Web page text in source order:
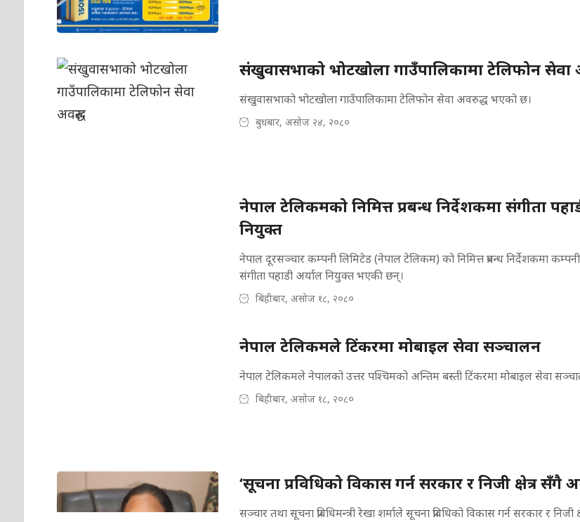
संखुवासभाको भोटखोला गाउँपालिकामा टेलिफोन सेवा
संखुवासभाको भोटखोला गाउँपालिकामा टेलिफोन सेवा अवरुद्ध भएको छ।
बुधबार, असोज २४, २०८०
नेपाल टेलिकमको निमित्त प्रबन्ध निर्देशकमा संगीता
नियुक्त
नेपाल दूरसञ्चार कम्पनी लिमिटेड (नेपाल टेलिकम) को निमित्त प्रबन्ध निर्देशकमा
संगीता पहाडी अर्याल नियुक्त भएकी छन्।
बिहीबार, असोज १८, २०८०
नेपाल टेलिकमले टिंकरमा मोबाइल सेवा सञ्चालन
नेपाल टेलिकमले नेपालको उत्तर पश्चिमको अन्तिम बस्ती टिंकरमा मोबाइल सेवा
बिहीबार, असोज १८, २०८०
‘सूचना प्रविधिको विकास गर्न सरकार र निजी क्षेत्र सँगै
सञ्चार तथा सूचना प्रविधिमन्त्री रेखा शर्माले सूचना प्रविधिको विकास गर्न सरकार र